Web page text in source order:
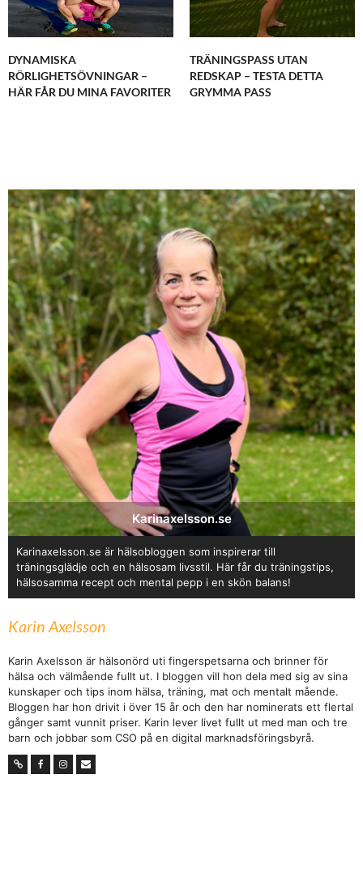
DYNAMISKA
RÖRLIGHETSÖVNINGAR –
HÄR FÅR DU MINA FAVORITER
TRÄNINGSPASS UTAN
REDSKAP – TESTA DETTA
GRYMMA PASS
Karinaxelsson.se
Karinaxelsson.se är hälsobloggen som inspirerar till
träningsglädje och en hälsosam livsstil. Här får du träningstips,
hälsosamma recept och mental pepp i en skön balans!
Karin Axelsson
Karin Axelsson är hälsonörd uti fingerspetsarna och brinner för
hälsa och välmående fullt ut. I bloggen vill hon dela med sig av sina
kunskaper och tips inom hälsa, träning, mat och mentalt mående.
Bloggen har hon drivit i över 15 år och den har nominerats ett flertal
gånger samt vunnit priser. Karin lever livet fullt ut med man och tre
barn och jobbar som CSO på en digital marknadsföringsbyrå.